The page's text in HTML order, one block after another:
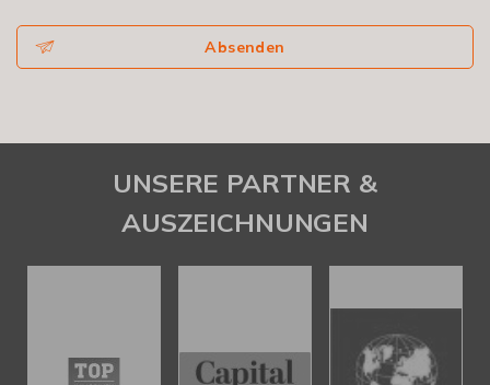
Absenden
UNSERE PARTNER &
AUSZEICHNUNGEN